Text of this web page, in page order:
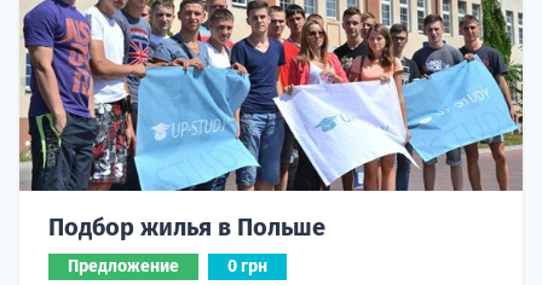
Подбор жилья в Польше
Предложение 0 грн